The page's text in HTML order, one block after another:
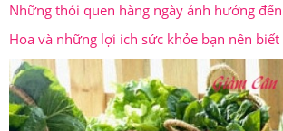
Những thói quen hàng ngày ảnh hưởng
Hoa và những lợi ich sức khỏe bạn nên biết